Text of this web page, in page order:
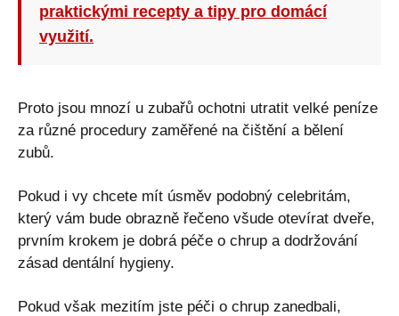
praktickými recepty a tipy pro domácí
využití.
Proto jsou mnozí u zubařů ochotni utratit velké peníze
za různé procedury zaměřené na čištění a bělení
zubů.
Pokud i vy chcete mít úsměv podobný celebritám,
který vám bude obrazně řečeno všude otevírat dveře,
prvním krokem je dobrá péče o chrup a dodržování
zásad dentální hygieny.
Pokud však mezitím jste péči o chrup zanedbali,